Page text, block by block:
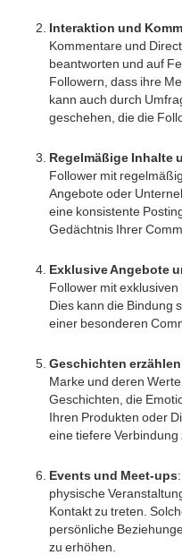
Interaktion und
Kommentare und
beantworten und auf
Followern, dass ihre
kann auch durch
geschehen, die die
Regelmäßige Inhalte
Follower mit
Angebote oder
eine konsistente
Gedächtnis Ihrer
Exklusive Angebote
Follower mit
Dies kann die Bindung
einer besonderen
Geschichten erzählen
Marke und deren
Geschichten, die
Ihren Produkten oder
eine tiefere Verbindung
Events und Meet-ups
physische
Kontakt zu treten.
persönliche
zu erhöhen.